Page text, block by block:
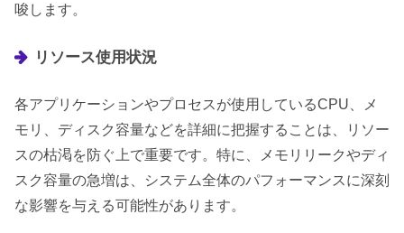
唆します。
リソース使用状況
各アプリケーションやプロセスが使用しているCPU、メ
モリ、ディスク容量などを詳細に把握することは、リソー
スの枯渇を防ぐ上で重要です。特に、メモリリークやディ
スク容量の急増は、システム全体のパフォーマンスに深刻
な影響を与える可能性があります。